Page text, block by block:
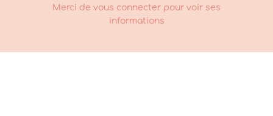
Merci de vous connecter pour voir ses
informations